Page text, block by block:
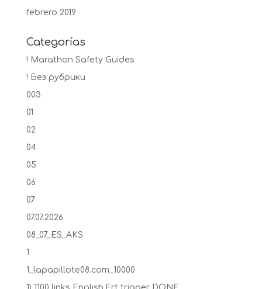
febrero 2019
Categorías
! Marathon Safety Guides
! Без рубрики
003
01
02
04
05
06
07
07.07.2026
08_07_ES_AKS
1
1_lapapillote08.com_10000